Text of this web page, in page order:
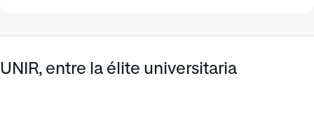
UNIR, entre la élite universitaria